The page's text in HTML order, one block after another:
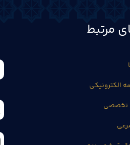
مرتبط
الکترونیکی
تخصصی